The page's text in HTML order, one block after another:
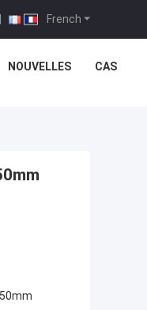
French
|
NOUVELLES CAS